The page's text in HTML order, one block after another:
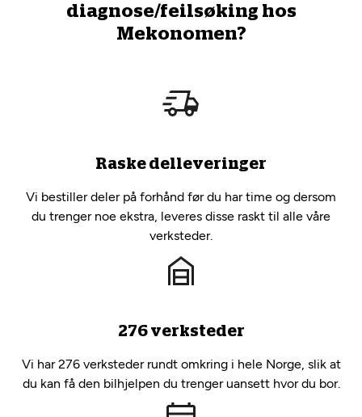
diagnose/feilsøking hos
Mekonomen?
Raske delleveringer
Vi bestiller deler på forhånd før du har time og dersom
du trenger noe ekstra, leveres disse raskt til alle våre
verksteder.
276 verksteder
Vi har 276 verksteder rundt omkring i hele Norge, slik at
du kan få den bilhjelpen du trenger uansett hvor du bor.